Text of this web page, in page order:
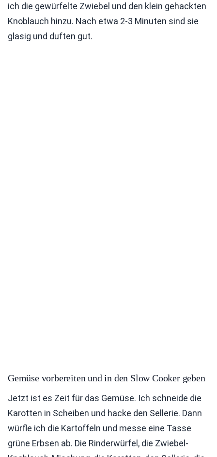
ich die gewürfelte Zwiebel und den klein gehackten
Knoblauch hinzu. Nach etwa 2-3 Minuten sind sie
glasig und duften gut.
Gemüse vorbereiten und in den Slow Cooker geben
Jetzt ist es Zeit für das Gemüse. Ich schneide die
Karotten in Scheiben und hacke den Sellerie. Dann
würfle ich die Kartoffeln und messe eine Tasse
grüne Erbsen ab. Die Rinderwürfel, die Zwiebel-